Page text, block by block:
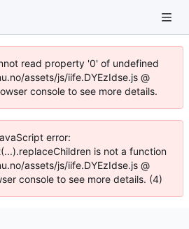
read property '0' of undefined
assets/js/iife.DYEzIdse.js @
console to see more details.
error:
is not a function
assets/js/iife.DYEzIdse.js @
console to see more details. (4)